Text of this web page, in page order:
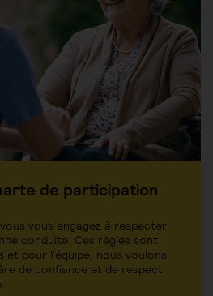
de participation
vous engagez à respecter
conduite. Ces règles sont
et pour l'équipe, nous voulons
de confiance et de respect